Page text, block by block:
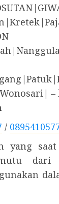
–
/
yang
dari